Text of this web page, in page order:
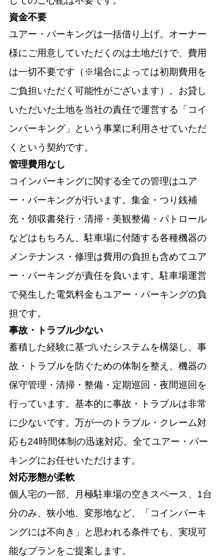
資金不要
ユアー・パーキングは一括借り上げ。オーナー
様にご用意していただくのは土地だけで、費用
は一切不要です（※場合によっては初期費用を
ご負担いただく可能性がございます）。お貸し
いただいた土地を当社の責任で運営する「コイ
ンパーキング」という事業に利用させていただ
くという契約です。
管理費用なし
コインパーキングに関する全ての管理はユア
ー・パーキングが行います。集金・つり銭補
充・領収書発行・清掃・美観整備・パトロール
などはもちろん、駐車場に付随する各種機器の
メンテナンス・修理は費用の負担も含めてユア
ー・パーキングが責任を負います。駐車場運営
で発生した電気料金もユアー・パーキングの負
担です。
事故・トラブル少ない
蓄積した経験に基づいたシステムを構築し、事
故・トラブルを防ぐための体制を整え、機器の
保守管理・清掃・整備・定期巡回・夜間巡回を
行っています。基本的に事故・トラブルは非常
に少ないです。万が一のトラブル・クレーム対
応も24時間体制の迅速対応。全てユアー・パー
キングにお任せいただけます。
対応形態が柔軟
個人宅の一部、月極駐車場の空きスペース、1台
分のみ、狭小地、変形地など、「コインパーキ
ングには不向き」と思われる条件でも、実現可
能なプランをご提案します。